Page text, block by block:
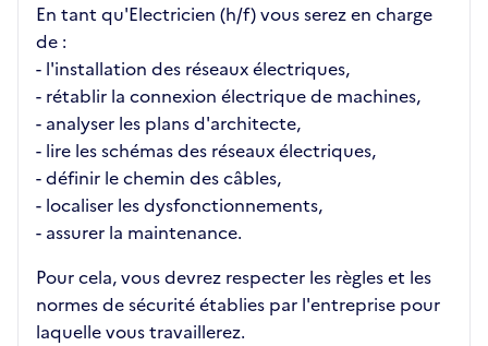
En tant qu'Electricien (h/f) vous serez en charge
de :
- l'installation des réseaux électriques,
- rétablir la connexion électrique de machines,
- analyser les plans d'architecte,
- lire les schémas des réseaux électriques,
- définir le chemin des câbles,
- localiser les dysfonctionnements,
- assurer la maintenance.
Pour cela, vous devrez respecter les règles et les
normes de sécurité établies par l'entreprise pour
laquelle vous travaillerez.